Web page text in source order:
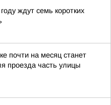
ждут семь коротких
почти на месяц станет
проезда часть улицы